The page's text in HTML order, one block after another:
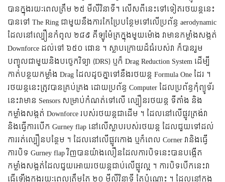
បានក្នុងរយៈពេលត្រឹម ២៥ មីលីវិនាទី។ លើសពីនេះទៅទៀតរថយន្តនេះ
បានទៅ The Ring ជាមួយនឹងការកែប្រែបន្ថែមទៅលើប្រព័ន្ធ aerodynamic
ដែលនៅល្បឿនកំពូល ២៨៩ គីឡូម៉ែត្រក្នុងមួយម៉ោង វាមានកម្លាំងសង្កត់
Downforce ដល់ទៅ ៦៥០ ផោន ។ ស្លាបក្រោយដ៏ធំរបស់វា ក៏បានរួម
បញ្ចូលជាមួយនិងបច្ចេកវិទ្យា (DRS) ឬក៏ Drag Reduction System ដើម្បី
កាត់បន្ថយកម្លាំង Drag ដែលដូចគ្នាទៅនឹងរថយន្ត Formula One ដែរ ។
រថយន្តនេះត្រូវបានគ្រប់គ្រង ដោយប្រព័ន្ធ Computer ដែលប្រព័ន្ធកុំព្យូទ័រ
នេះវាមាន Sensors សម្រាប់កំណត់ទៅលើ ល្បឿនរថយន្ត ទីតាំង និង
កម្លាំងសង្កត់ Downforce របស់រថយន្តជាដើម ។ ដែលនៅលើផ្លូវត្រង់វា
និងធ្វើការបើក Gurney flap នៅលើស្លាបរបស់រថយន្ត ដែលជួយទៅដល់
ការរត់ល្បឿនបន្ថែម ។ ដែលនៅលើផ្លូវកោង ឬក៏ពេល Corner វានិងធ្វើ
ការបិទ Gurney flap វិញបានយ៉ាងលឿនដែលការបិទនេះបានបង្កើត
កម្លាំងសង្កត់ដែលជួយអោយរថយន្តជាប់លើផ្លូវល្អ ។ ការបិទបើកនេះវា
ធ្វើឡើងក្នុងរយៈពេលត្រឹមតែ ២០ មីលីវិនាទី តែប៉ុណ្ណោះ ។ ដែលនៅក្នុង